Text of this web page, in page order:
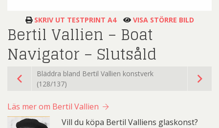
SKRIV UT TESTPRINT A4 VISA STÖRRE BILD
Bertil Vallien – Boat
Navigator – Slutsåld
Bläddra bland Bertil Vallien konstverk
(128/137)
Läs mer om Bertil Vallien
Vill du köpa Bertil Valliens glaskonst?